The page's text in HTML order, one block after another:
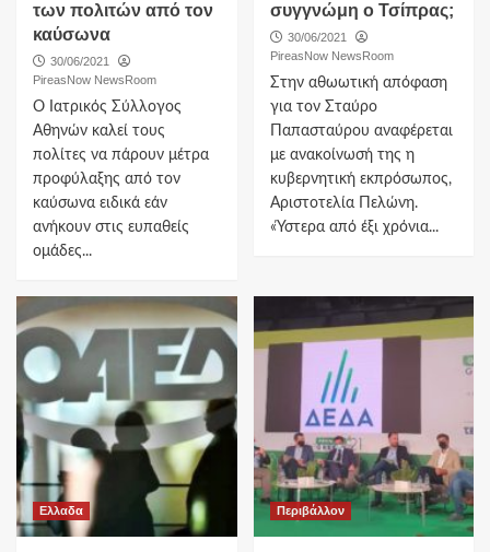
των πολιτών από τον
καύσωνα
30/06/2021
PireasNow NewsRoom
Ο Ιατρικός Σύλλογος
Αθηνών καλεί τους
πολίτες να πάρουν μέτρα
προφύλαξης από τον
καύσωνα ειδικά εάν
ανήκουν στις ευπαθείς
ομάδες...
συγγνώμη ο Τσίπρας;
30/06/2021
PireasNow NewsRoom
Στην αθωωτική απόφαση
για τον Σταύρο
Παπασταύρου αναφέρεται
με ανακοίνωσή της η
κυβερνητική εκπρόσωπος,
Αριστοτελία Πελώνη.
«Ύστερα από έξι χρόνια...
Ελλαδα Περιβάλλον